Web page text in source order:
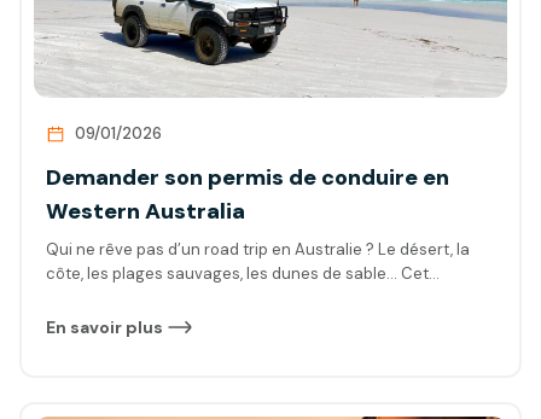
09/01/2026
Demander son permis de conduire en
Western Australia
Qui ne rêve pas d’un road trip en Australie ? Le désert, la
côte, les plages sauvages, les dunes de sable… Cet
convaincre. Mais conduire en Australie ne sert pas
En savoir plus